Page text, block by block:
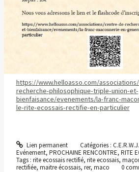
https://www.helloasso.com/
recherche-philosophique-triple-union-et-
bienfaisance/evenements/la-franc-
le-rite-ecossais-rectifie-en-particulier
Lien permanent Catégories :
Evénement, PROCHAINE RENCONTRE, RITE
Tags : rite ecossais rectifié, rite ecossais,
rectifiée, maitre écossais, rer, maco 0